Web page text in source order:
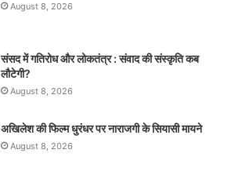
August 8, 2026
संसद में गतिरोध और लोकतंत्र : संवाद की संस्कृति कब
लौटेगी?
August 8, 2026
अखिलेश की फिल्म धुरंधर पर नाराजगी के सियासी मायने
August 8, 2026